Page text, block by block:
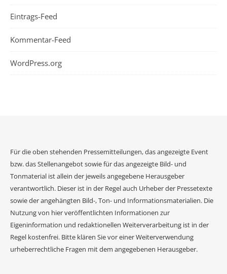
Eintrags-Feed
Kommentar-Feed
WordPress.org
Für die oben stehenden Pressemitteilungen, das angezeigte Event
bzw. das Stellenangebot sowie für das angezeigte Bild- und
Tonmaterial ist allein der jeweils angegebene Herausgeber
verantwortlich. Dieser ist in der Regel auch Urheber der Pressetexte
sowie der angehängten Bild-, Ton- und Informationsmaterialien. Die
Nutzung von hier veröffentlichten Informationen zur
Eigeninformation und redaktionellen Weiterverarbeitung ist in der
Regel kostenfrei. Bitte klären Sie vor einer Weiterverwendung
urheberrechtliche Fragen mit dem angegebenen Herausgeber.